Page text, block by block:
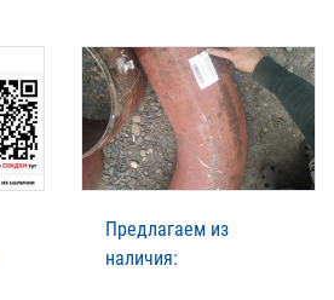
Предлагаем из
наличия: